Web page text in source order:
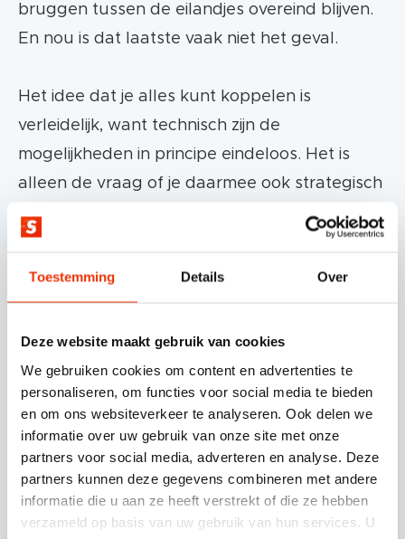
Toestemming Details Over
Deze website maakt gebruik van cookies
We gebruiken cookies om content en advertenties te
personaliseren, om functies voor social media te bieden
en om ons websiteverkeer te analyseren. Ook delen we
informatie over uw gebruik van onze site met onze
partners voor social media, adverteren en analyse. Deze
partners kunnen deze gegevens combineren met andere
informatie die u aan ze heeft verstrekt of die ze hebben
verzameld op basis van uw gebruik van hun services. U
bruggen tussen de eilandjes overeind blijven.
En nou is dat laatste vaak niet het geval.
Het idee dat je alles kunt koppelen is
verleidelijk, want technisch zijn de
mogelijkheden in principe eindeloos. Het is
alleen de vraag of je daarmee ook strategisch
slimmer bezig bent. Elke extra koppeling is
een extra afhankelijkheid en elke extra tool
introduceert een potentieel verschil in
definities, timing of data-interpretatie.
Waarom wij voor
HubSpot kiezen
De reden dat wij het liefst werken met
HubSpot als alles-in-een-platform is niet perse